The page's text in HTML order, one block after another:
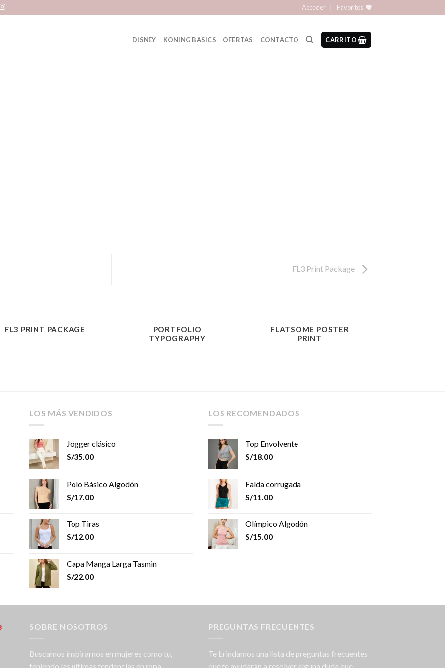
Acceder Favoritos
DISNEY KONING BASICS OFERTAS CONTACTO CARRITO
FL3 Print Package
FL3 PRINT PACKAGE
PORTFOLIO
TYPOGRAPHY
FLATSOME POSTER
PRINT
LOS MÁS VENDIDOS
Jogger clásico
S/35.00
Polo Básico Algodón
S/17.00
Top Tiras
S/12.00
Capa Manga Larga Tasmin
S/22.00
LOS RECOMENDADOS
Top Envolvente
S/18.00
Falda corrugada
S/11.00
Olímpico Algodón
S/15.00
SOBRE NOSOTROS
Buscamos inspirarnos en mujeres como tu,
teniendo las ultimas tendencias en ropa.
PREGUNTAS FRECUENTES
Te brindamos una lista de preguntas frecuentes
que te ayudarán a resolver alguna duda que